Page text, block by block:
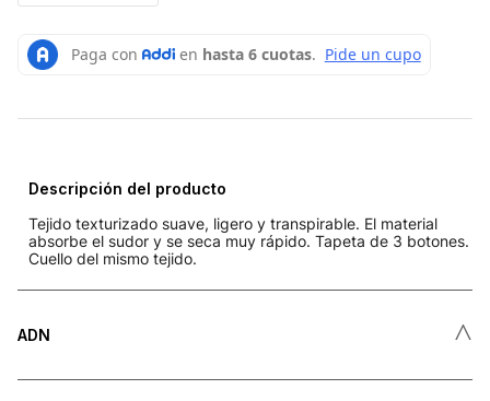
Descripción del producto
Tejido texturizado suave, ligero y transpirable. El material
absorbe el sudor y se seca muy rápido. Tapeta de 3 botones.
Cuello del mismo tejido.
ADN ˄